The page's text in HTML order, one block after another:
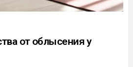
от облысения у